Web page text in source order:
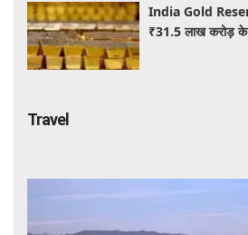
India Gold
₹31.5 लाख करोड़ के
Travel